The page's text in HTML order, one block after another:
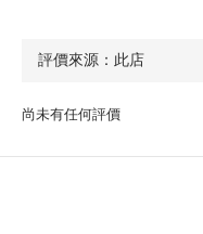
尚未有任何評價